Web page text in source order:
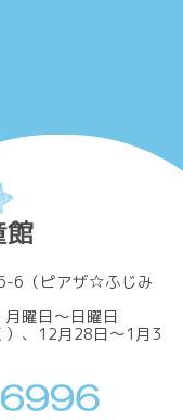
6（ピアザ☆ふじみ
曜日～日曜日
）、12月28日～1月3